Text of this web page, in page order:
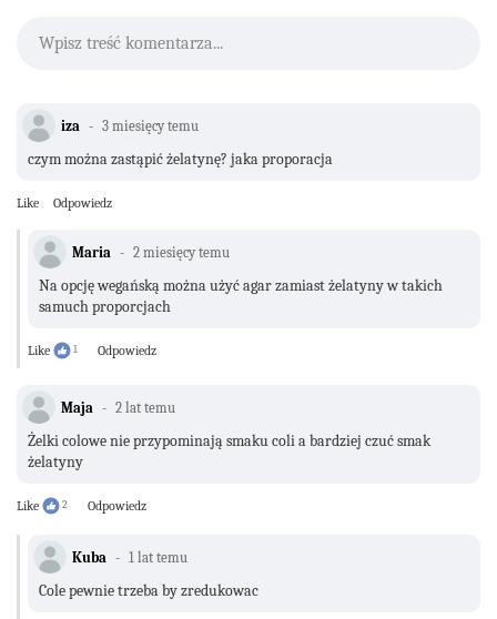
Wpisz treść komentarza...
iza 3 miesięcy temu
czym można zastąpić żelatynę? jaka proporacja
Like Odpowiedz
Maria 2 miesięcy temu
Na opcję wegańską można użyć agar zamiast żelatyny w takich
samuch proporcjach
Like 1 Odpowiedz
Maja 2 lat temu
Żelki colowe nie przypominają smaku coli a bardziej czuć smak
żelatyny
Like 2 Odpowiedz
Kuba 1 lat temu
Cole pewnie trzeba by zredukowac